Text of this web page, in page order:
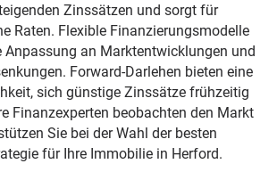
Zinssätzen und sorgt für
Raten. Flexible Finanzierungsmodelle
Anpassung an Marktentwicklungen und
Forward-Darlehen bieten eine
sich günstige Zinssätze frühzeitig
Finanzexperten beobachten den Markt
Sie bei der Wahl der besten
für Ihre Immobilie in Herford.